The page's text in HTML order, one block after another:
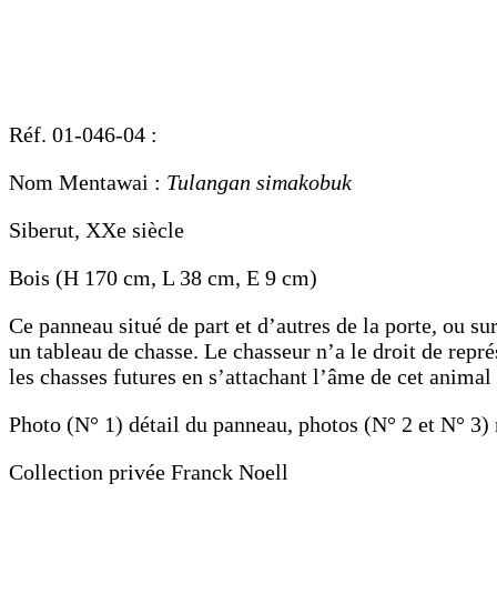
Réf. 01-046-04 :
Nom Mentawai : Tulangan simakobuk
Siberut, XXe siècle
Bois (H 170 cm, L 38 cm, E 9 cm)
Ce panneau situé de part et d’autres de la porte, ou
un tableau de chasse. Le chasseur n’a le droit de
les chasses futures en s’attachant l’âme de cet
Photo (N° 1) détail du panneau, photos (N° 2 et N°
Collection privée Franck Noell